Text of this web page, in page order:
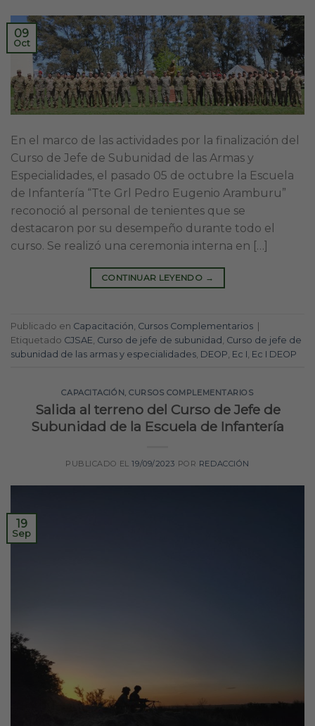
09
Oct
En el marco de las actividades por la finalización del
Curso de Jefe de Subunidad de las Armas y
Especialidades, el pasado 05 de octubre la Escuela
de Infantería “Tte Grl Pedro Eugenio Aramburu”
reconoció al personal de tenientes que se
destacaron por su desempeño durante todo el
curso. Se realizó una ceremonia interna en […]
CONTINUAR LEYENDO →
Publicado en Capacitación Cursos Complementarios
Etiquetado CJSAE Curso de jefe de subunidad Curso de jefe de
subunidad de las armas y especialidades DEOP Ec I Ec I DEOP
CAPACITACIÓN,CURSOS COMPLEMENTARIOS
Salida al terreno del Curso de Jefe de
Subunidad de la Escuela de Infantería
PUBLICADO EL19/09/2023 POR REDACCIÓN
19
Sep